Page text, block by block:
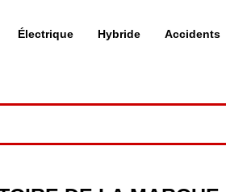
Électrique Hybride Accidents